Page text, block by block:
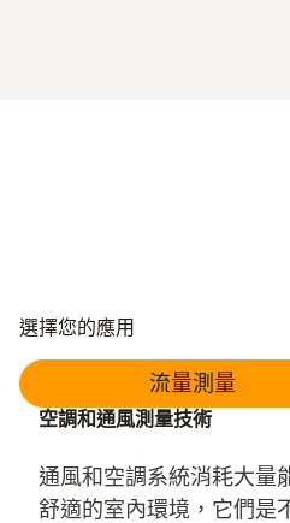
選擇您的應用
流量測量
空調和通風測量技術
通風和空調系統消耗大量
舒適的室內環境，它們是